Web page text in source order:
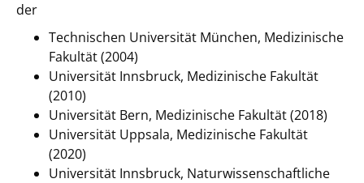
der
Technischen Universität München, Medizinische
Fakultät (2004)
Universität Innsbruck, Medizinische Fakultät
(2010)
Universität Bern, Medizinische Fakultät (2018)
Universität Uppsala, Medizinische Fakultät
(2020)
Universität Innsbruck, Naturwissenschaftliche